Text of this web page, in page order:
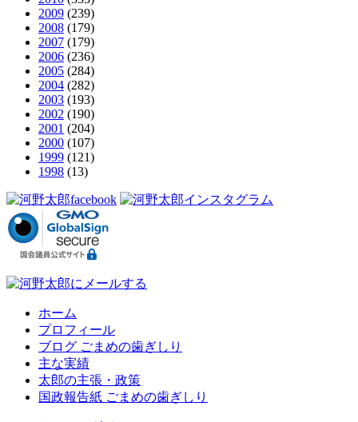
2009 (239)
2008 (179)
2007 (179)
2006 (236)
2005 (284)
2004 (282)
2003 (193)
2002 (190)
2001 (204)
2000 (107)
1999 (121)
1998 (13)
ホーム
プロフィール
ブログ ごまめの歯ぎしり
主な実績
太郎の主張・政策
国政報告紙 ごまめの歯ぎしり